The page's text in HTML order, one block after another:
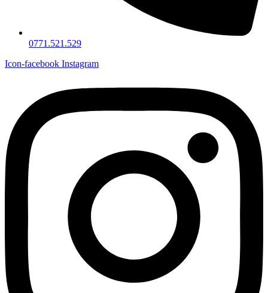
0771.521.529
Icon-facebook Instagram